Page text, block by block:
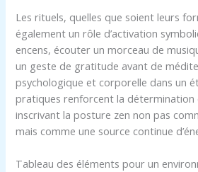
Les rituels, quelles que soient leurs
également un rôle d’activation
encens, écouter un morceau de
un geste de gratitude avant de
psychologique et corporelle dans un
pratiques renforcent la
inscrivant la posture zen non pas
mais comme une source continue
Tableau des éléments pour un